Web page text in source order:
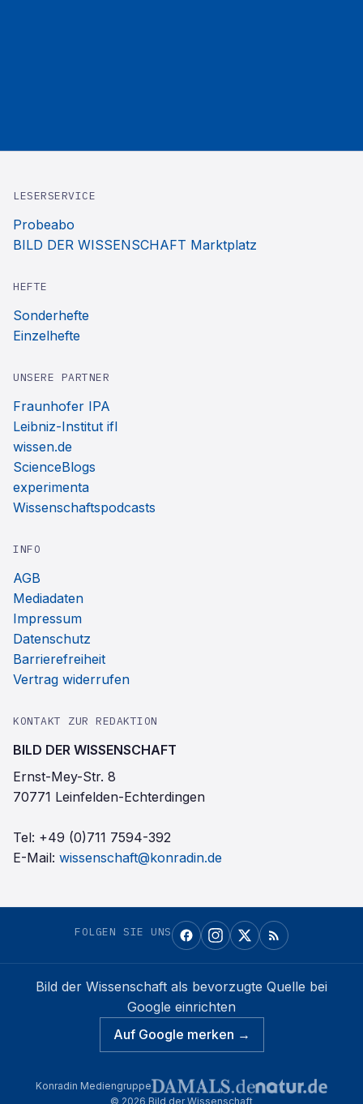
LESERSERVICE
Probeabo
BILD DER WISSENSCHAFT Marktplatz
HEFTE
Sonderhefte
Einzelhefte
UNSERE PARTNER
Fraunhofer IPA
Leibniz-Institut ifl
wissen.de
ScienceBlogs
experimenta
Wissenschaftspodcasts
INFO
AGB
Mediadaten
Impressum
Datenschutz
Barrierefreiheit
Vertrag widerrufen
KONTAKT ZUR REDAKTION
BILD DER WISSENSCHAFT
Ernst-Mey-Str. 8
70771 Leinfelden-Echterdingen
Tel: +49 (0)711 7594-392
E-Mail: wissenschaft@konradin.de
FOLGEN SIE UNS
Bild der Wissenschaft als bevorzugte Quelle bei
Google einrichten
Auf Google merken →
Konradin Mediengruppe
© 2026 Bild der Wissenschaft